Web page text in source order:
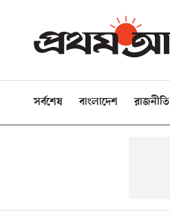
সর্বশেষ বাংলাদেশ রাজনীতি